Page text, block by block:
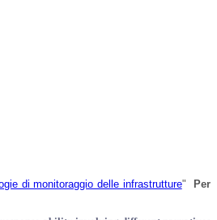
di monitoraggio delle infrastrutture" Per